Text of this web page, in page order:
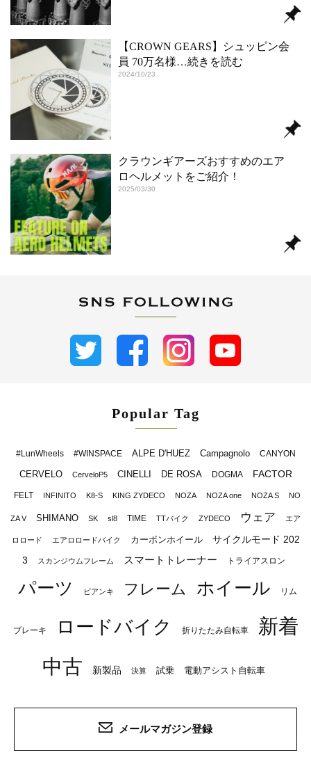
【CROWN GEARS】シュッピン会
員 70万名様…続きを読む
2024/10/23
クラウンギアーズおすすめのエア
ロヘルメットをご紹介！
2025/03/30
Popular Tag
#LunWheels #WINSPACE ALPE D'HUEZ Campagnolo CANYON
CERVELO CerveloP5 CINELLI DE ROSA DOGMA FACTOR
FELT INFINITO K8-S KING ZYDECO NOZA NOZA one NOZA S NO
ZA V SHIMANO SK sl8 TIME TTバイク ZYDECO ウェア エア
ロロード エアロロードバイク カーボンホイール
サイクルモード 202
3
スカンジウムフレーム スマートトレーナー トライアスロン
パーツ ビアンキ フレーム ホイール リム
ブレーキ ロードバイク 折りたたみ自転車
新着
中古
新製品 決算 試乗 電動アシスト自転車
メールマガジン登録